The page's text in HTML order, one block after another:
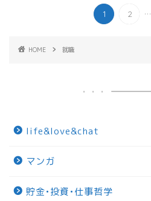
1 2 ...
HOME 就職
life&love&chat
マンガ
貯金•投資•仕事哲学